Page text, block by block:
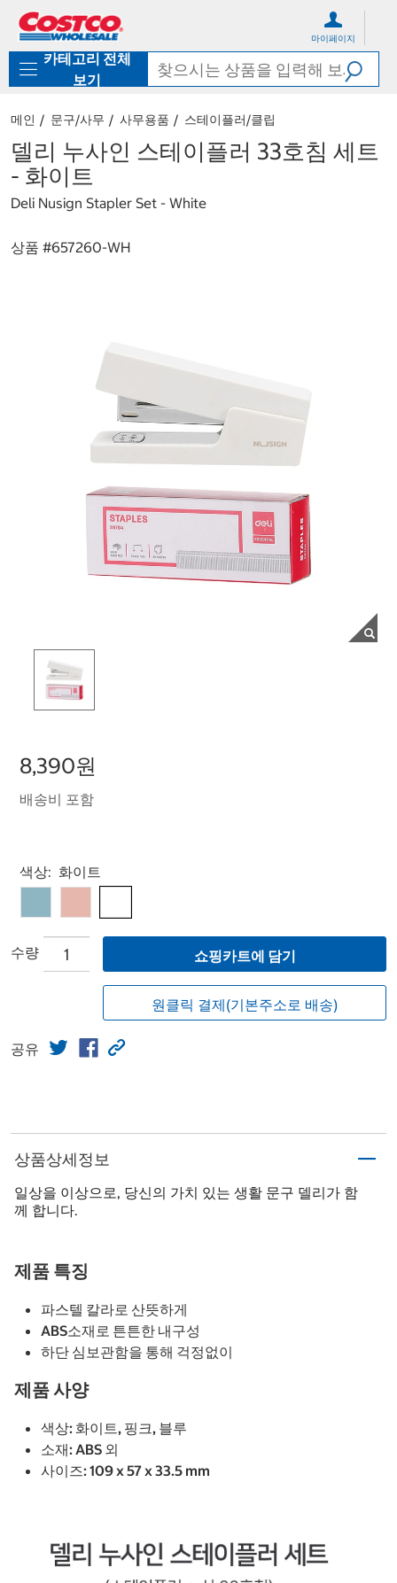
로
기
가
마이페이지
카테고리 전체
보기
메인 문구/사무 사무용품 스테이플러/클립
델리 누사인 스테이플러 33호침 세트
- 화이트
Deli Nusign Stapler Set - White
상품 #657260-WH
8,390원
배송비 포함
Select product
색상: 화이트
수량 쇼핑카트에 담기
원클릭 결제(기본주소로 배송)
공유
상품상세정보
일상을 이상으로, 당신의 가치 있는 생활 문구 델리가 함
께 합니다.
제품 특징
파스텔 칼라로 산뜻하게
ABS소재로 튼튼한 내구성
하단 심보관함을 통해 걱정없이
제품 사양
색상: 화이트, 핑크, 블루
소재: ABS 외
사이즈: 109 x 57 x 33.5 mm